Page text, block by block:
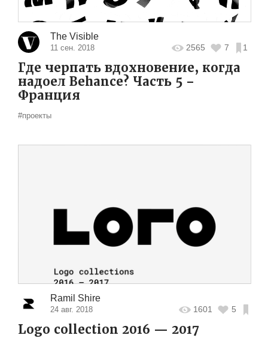
The Visible
11 сен. 2018 2565 7 1
Где черпать вдохновение, когда
надоел Behance? Часть 5 –
Франция
#проекты
Ramil Shire
24 авг. 2018 1601 5
Logo collection 2016 — 2017